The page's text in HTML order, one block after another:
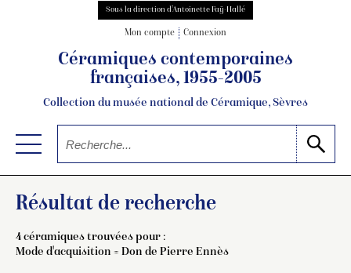
Sous la direction d’Antoinette Faÿ-Hallé
Mon compte Connexion
Céramiques contemporaines
françaises, 1955-2005
Collection du musée national de Céramique, Sèvres
Résultat de recherche
4 céramiques trouvées pour :
Mode d'acquisition = Don de Pierre Ennès